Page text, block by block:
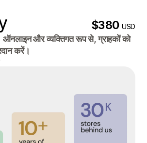
$380USD
ऑनलाइन और व्यक्तिगत रूप से, ग्राहकों को
करें।